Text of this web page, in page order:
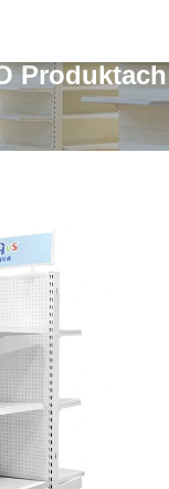
Produktach